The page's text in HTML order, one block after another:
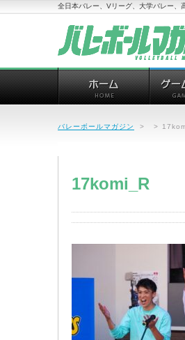
全日本バレー、Vリーグ、大学バレー、
バレーボールマガジン > >
17komi_R